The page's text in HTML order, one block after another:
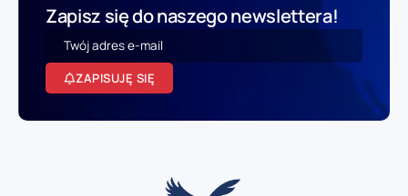
Zapisz się do naszego newslettera!
ZAPISUJĘ SIĘ